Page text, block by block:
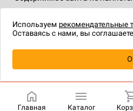
технологии.
Главная Каталог
Используем рекомендательные
Оставаясь с нами, вы